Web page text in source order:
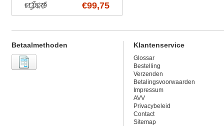
€99,75
€115,79
Betaalmethoden Klantenservice
Glossar
Bestelling
Verzenden
Betalingsvoorwaarden
Impressum
AVV
Privacybeleid
Contact
Sitemap